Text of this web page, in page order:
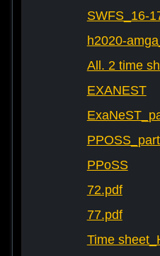
SWFS_16-
h2020-
All. 2 time
EXANEST
PPoSS
72.pdf
77.pdf
Time